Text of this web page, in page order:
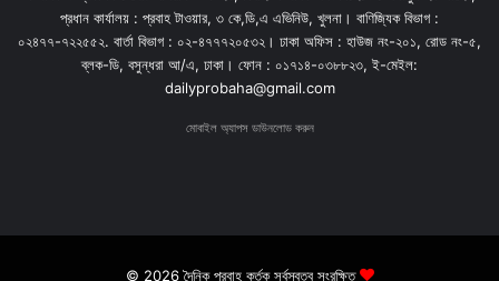
প্রধান কার্যালয় : প্রবাহ টাওয়ার, ৩ কে,ডি,এ এভিনিউ, খুলনা। বাণিজ্যিক বিভাগ :
০২৪৭৭-৭২২৫৫২. বার্তা বিভাগ : ০২-৪৭৭৭২০৫৩২। ঢাকা অফিস : হাউজ নং-২০১, রোড নং-৫,
ব্লক-ডি, বসুন্ধরা আ/এ, ঢাকা। ফোন : ০১৭১৪-০৩৮৮২৩, ই-মেইল:
dailyprobaha@gmail.com
মোবাইল অ্যাপস ডাউনলোড করুন
© 2026 দৈনিক প্রবাহ কর্তৃক সর্বস্বত্ব সংরক্ষিত